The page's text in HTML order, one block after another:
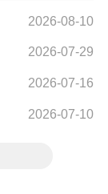
2026-08-10
2026-07-29
2026-07-16
2026-07-10